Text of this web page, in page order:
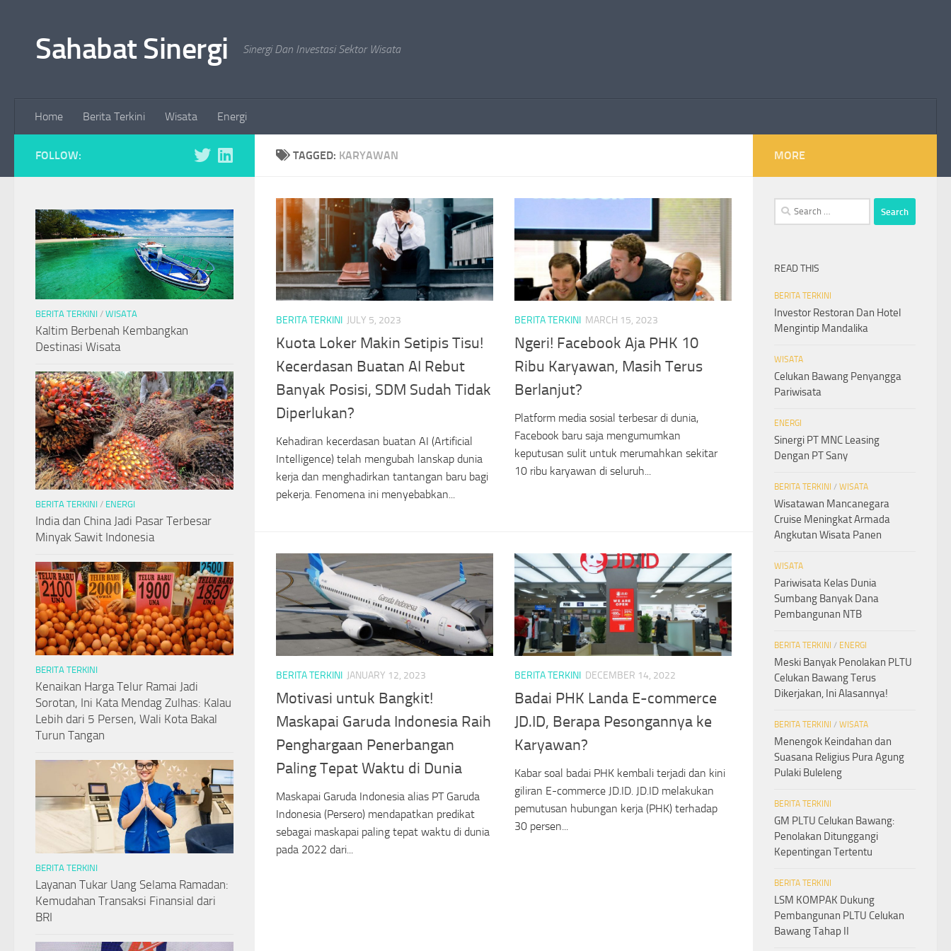
Sahabat Sinergi Sinergi Dan Investasi Sektor Wisata
Home Berita Terkini Wisata Energi
TAGGED: KARYAWAN
BERITA TERKINI JULY 5, 2023
Kuota Loker Makin Setipis Tisu!
Kecerdasan Buatan AI Rebut
Banyak Posisi, SDM Sudah Tidak
Diperlukan?
Kehadiran kecerdasan buatan AI (Artificial
Intelligence) telah mengubah lanskap dunia
kerja dan menghadirkan tantangan baru bagi
pekerja. Fenomena ini menyebabkan...
BERITA TERKINI MARCH 15, 2023
Ngeri! Facebook Aja PHK 10
Ribu Karyawan, Masih Terus
Berlanjut?
Platform media sosial terbesar di dunia,
Facebook baru saja mengumumkan
keputusan sulit untuk merumahkan sekitar
10 ribu karyawan di seluruh...
BERITA TERKINI JANUARY 12, 2023
Motivasi untuk Bangkit!
Maskapai Garuda Indonesia Raih
Penghargaan Penerbangan
Paling Tepat Waktu di Dunia
Maskapai Garuda Indonesia alias PT Garuda
Indonesia (Persero) mendapatkan predikat
sebagai maskapai paling tepat waktu di dunia
pada 2022 dari...
BERITA TERKINI DECEMBER 14, 2022
Badai PHK Landa E-commerce
JD.ID, Berapa Pesongannya ke
Karyawan?
Kabar soal badai PHK kembali terjadi dan kini
giliran E-commerce JD.ID. JD.ID melakukan
pemutusan hubungan kerja (PHK) terhadap
30 persen...
FOLLOW:
BERITA TERKINI / WISATA
Kaltim Berbenah Kembangkan
Destinasi Wisata
BERITA TERKINI / ENERGI
India dan China Jadi Pasar Terbesar
Minyak Sawit Indonesia
BERITA TERKINI
Kenaikan Harga Telur Ramai Jadi
Sorotan, Ini Kata Mendag Zulhas: Kalau
Lebih dari 5 Persen, Wali Kota Bakal
Turun Tangan
BERITA TERKINI
Layanan Tukar Uang Selama Ramadan:
Kemudahan Transaksi Finansial dari
BRI
MORE
Search
for:
READ THIS
BERITA TERKINI
Investor Restoran Dan Hotel
Mengintip Mandalika
WISATA
Celukan Bawang Penyangga
Pariwisata
ENERGI
Sinergi PT MNC Leasing
Dengan PT Sany
BERITA TERKINI / WISATA
Wisatawan Mancanegara
Cruise Meningkat Armada
Angkutan Wisata Panen
WISATA
Pariwisata Kelas Dunia
Sumbang Banyak Dana
Pembangunan NTB
BERITA TERKINI / ENERGI
Meski Banyak Penolakan PLTU
Celukan Bawang Terus
Dikerjakan, Ini Alasannya!
BERITA TERKINI / WISATA
Menengok Keindahan dan
Suasana Religius Pura Agung
Pulaki Buleleng
BERITA TERKINI
GM PLTU Celukan Bawang:
Penolakan Ditunggangi
Kepentingan Tertentu
BERITA TERKINI
LSM KOMPAK Dukung
Pembangunan PLTU Celukan
Bawang Tahap II